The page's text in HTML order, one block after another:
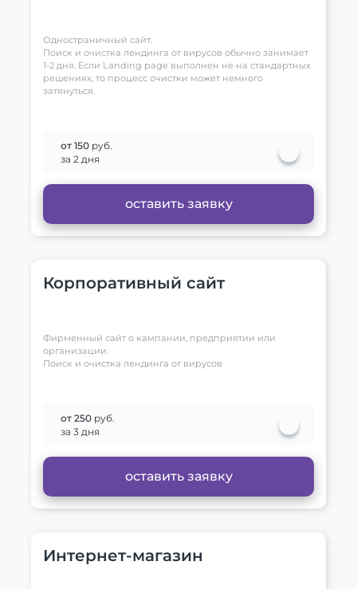
Одностраничный сайт.
Поиск и очистка лендинга от вирусов обычно занимает
1-2 дня. Если Landing page выполнен не на стандартных
решениях, то процесс очистки может немного
затянуться.
от 150 руб.
за 2 дня
оставить заявку
Корпоративный сайт
Фирменный сайт о кампании, предприятии или
организации.
Поиск и очистка лендинга от вирусов
от 250 руб.
за 3 дня
оставить заявку
Интернет-магазин